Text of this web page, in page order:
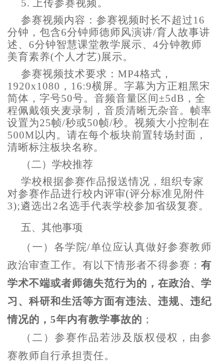
5.
上传参赛视频。
参赛视频内容：参赛视频时长不超过16
分钟，包含6分钟师德师风演讲/育人故事讲
述、6分钟智慧课堂教学展示、4分钟教师
美育素养(个人才艺)展示。
参赛视频技术要求： MP4格式，
1920x1080，16:9横屏。字幕为方正粗黑宋
简体，字号50号。音频音量区间±5dB，全
程佩戴领夹麦录制，音质清晰无杂音。帧率
设置为25帧/秒或50帧/秒。视频大小控制在
500M以内。请在每个板块前置转场封面，
清晰标注板块名称。
（二） 学校推荐
学校根据参赛作品报送情况，组织专家
对参赛作品进行校内评审(评分标准见附件
3);遴选出2名选手代表学校参加省级复赛。
五、 其他事项
（一） 各学院/单位应认真做好参赛教师
政治审查工作。有以下情形者不得参赛： 有
学术不端或者师德失范行为的，在政治、学
习、科研和生活等方面有违法、违规、违纪
情况的，5年内有教学事故的 ；
（二） 参赛作品若涉及版权侵权，由参
赛教师自行承担责任。